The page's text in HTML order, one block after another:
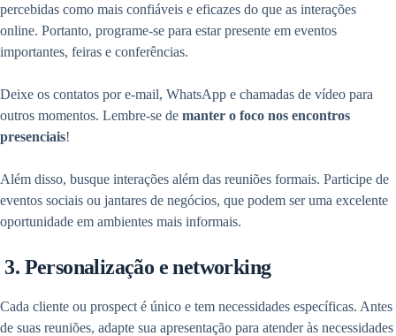
percebidas como mais confiáveis e eficazes do que as interações
online. Portanto, programe-se para estar presente em eventos
importantes, feiras e conferências.
Deixe os contatos por e-mail, WhatsApp e chamadas de vídeo para
outros momentos. Lembre-se de manter o foco nos encontros
presenciais!
Além disso, busque interações além das reuniões formais. Participe de
eventos sociais ou jantares de negócios, que podem ser uma excelente
oportunidade em ambientes mais informais.
3. Personalização e networking
Cada cliente ou prospect é único e tem necessidades específicas. Antes
de suas reuniões, adapte sua apresentação para atender às necessidades